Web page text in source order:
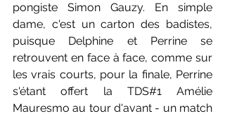
pongiste Simon Gauzy. En simple
dame, c'est un carton des badistes,
puisque Delphine et Perrine se
retrouvent en face à face, comme sur
les vrais courts, pour la finale, Perrine
s'étant offert la TDS#1 Amélie
Mauresmo au tour d'avant - un match